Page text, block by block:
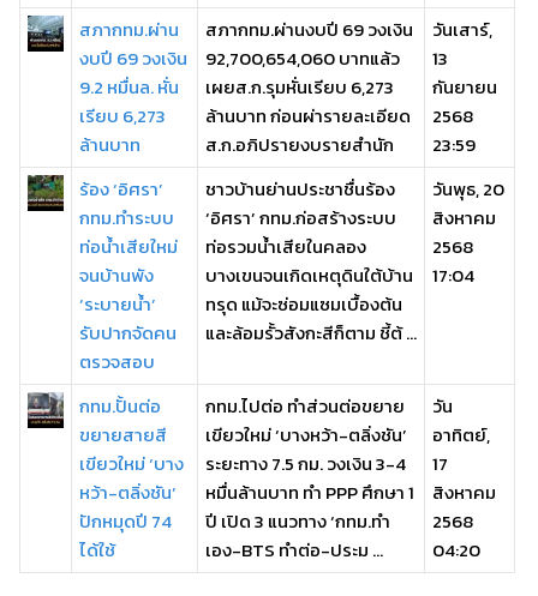
สภากทม.ผ่าน
งบปี 69 วงเงิน
9.2 หมื่นล. หั่น
เรียบ 6,273
ล้านบาท
สภากทม.ผ่านงบปี 69 วงเงิน
92,700,654,060 บาทแล้ว
เผยส.ก.รุมหั่นเรียบ 6,273
ล้านบาท ก่อนผ่ารายละเอียด
ส.ก.อภิปรายงบรายสำนัก
วันเสาร์,
13
กันยายน
2568
23:59
ร้อง ‘อิศรา’
กทม.ทำระบบ
ท่อน้ำเสียใหม่
จนบ้านพัง
‘ระบายน้ำ’
รับปากจัดคน
ตรวจสอบ
ชาวบ้านย่านประชาชื่นร้อง
‘อิศรา’ กทม.ก่อสร้างระบบ
ท่อรวมน้ำเสียในคลอง
บางเขนจนเกิดเหตุดินใต้บ้าน
ทรุด แม้จะซ่อมแซมเบื้องต้น
และล้อมรั้วสังกะสีก็ตาม ชี้ต้ ...
วันพุธ, 20
สิงหาคม
2568
17:04
กทม.ปั้นต่อ
ขยายสายสี
เขียวใหม่ ‘บาง
หว้า-ตลิ่งชัน’
ปักหมุดปี 74
ได้ใช้
กทม.ไปต่อ ทำส่วนต่อขยาย
เขียวใหม่ ‘บางหว้า-ตลิ่งชัน’
ระยะทาง 7.5 กม. วงเงิน 3-4
หมื่นล้านบาท ทำ PPP ศึกษา 1
ปี เปิด 3 แนวทาง ‘กทม.ทำ
เอง-BTS ทำต่อ-ประม ...
วัน
อาทิตย์,
17
สิงหาคม
2568
04:20